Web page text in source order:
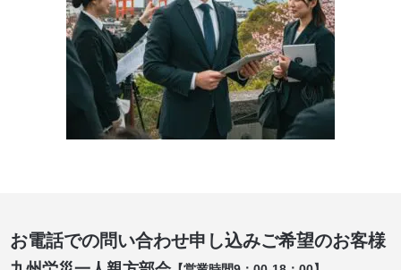
お電話での問い合わせ申し込みご希望のお客様